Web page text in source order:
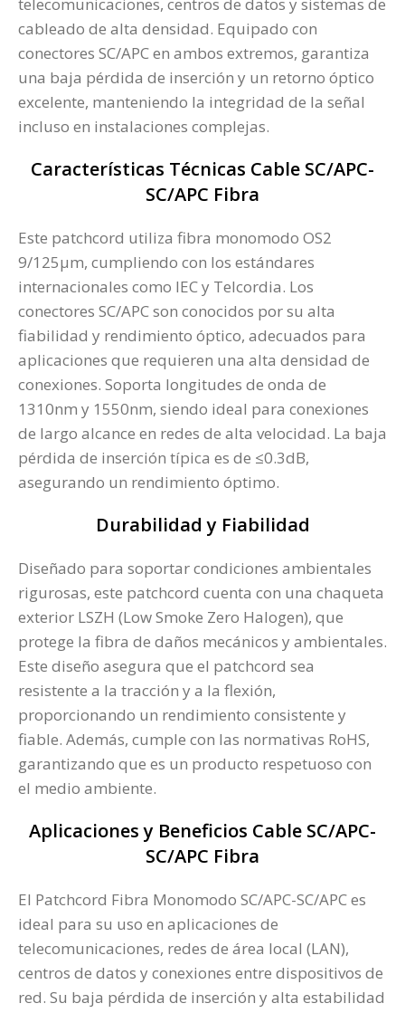
cableado de alta densidad. Equipado con
conectores SC/APC en ambos extremos, garantiza
una baja pérdida de inserción y un retorno óptico
excelente, manteniendo la integridad de la señal
incluso en instalaciones complejas.
Características Técnicas Cable SC/APC-
SC/APC Fibra
Este patchcord utiliza fibra monomodo OS2
9/125µm, cumpliendo con los estándares
internacionales como IEC y Telcordia. Los
conectores SC/APC son conocidos por su alta
fiabilidad y rendimiento óptico, adecuados para
aplicaciones que requieren una alta densidad de
conexiones. Soporta longitudes de onda de
1310nm y 1550nm, siendo ideal para conexiones
de largo alcance en redes de alta velocidad. La baja
pérdida de inserción típica es de ≤0.3dB,
asegurando un rendimiento óptimo.
Durabilidad y Fiabilidad
Diseñado para soportar condiciones ambientales
rigurosas, este patchcord cuenta con una chaqueta
exterior LSZH (Low Smoke Zero Halogen), que
protege la fibra de daños mecánicos y ambientales.
Este diseño asegura que el patchcord sea
resistente a la tracción y a la flexión,
proporcionando un rendimiento consistente y
fiable. Además, cumple con las normativas RoHS,
garantizando que es un producto respetuoso con
el medio ambiente​.
Aplicaciones y Beneficios Cable SC/APC-
SC/APC Fibra
El Patchcord Fibra Monomodo SC/APC-SC/APC es
ideal para su uso en aplicaciones de
telecomunicaciones, redes de área local (LAN),
centros de datos y conexiones entre dispositivos de
red. Su baja pérdida de inserción y alta estabilidad